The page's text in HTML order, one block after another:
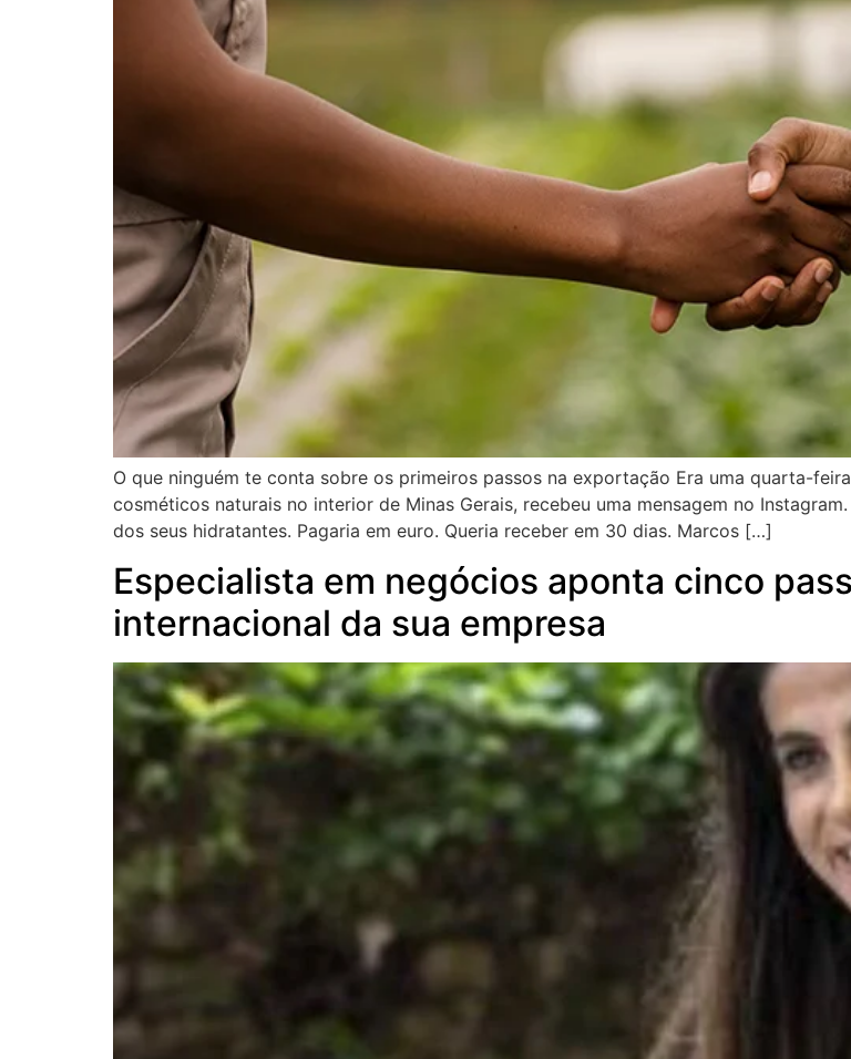
O que ninguém te conta sobre os primeiros passos na exportação Era uma quarta-
cosméticos naturais no interior de Minas Gerais, recebeu uma mensagem no
dos seus hidratantes. Pagaria em euro. Queria receber em 30 dias. Marcos […]
Especialista em negócios aponta cinco
internacional da sua empresa